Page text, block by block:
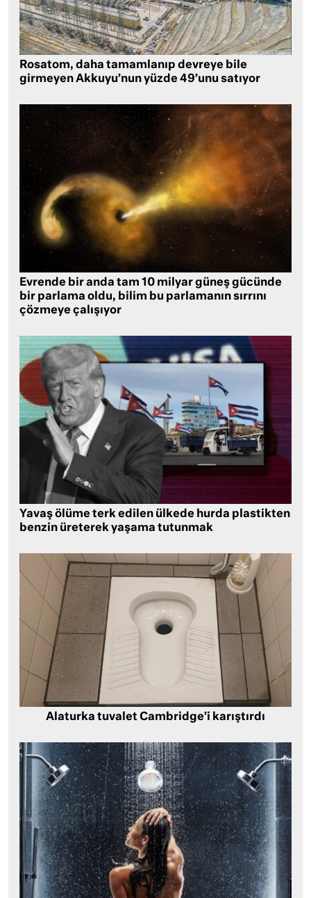
Rosatom, daha tamamlanıp devreye bile
girmeyen Akkuyu’nun yüzde 49’unu satıyor
Evrende bir anda tam 10 milyar güneş gücünde
bir parlama oldu, bilim bu parlamanın sırrını
çözmeye çalışıyor
Yavaş ölüme terk edilen ülkede hurda plastikten
benzin üreterek yaşama tutunmak
Alaturka tuvalet Cambridge’i karıştırdı